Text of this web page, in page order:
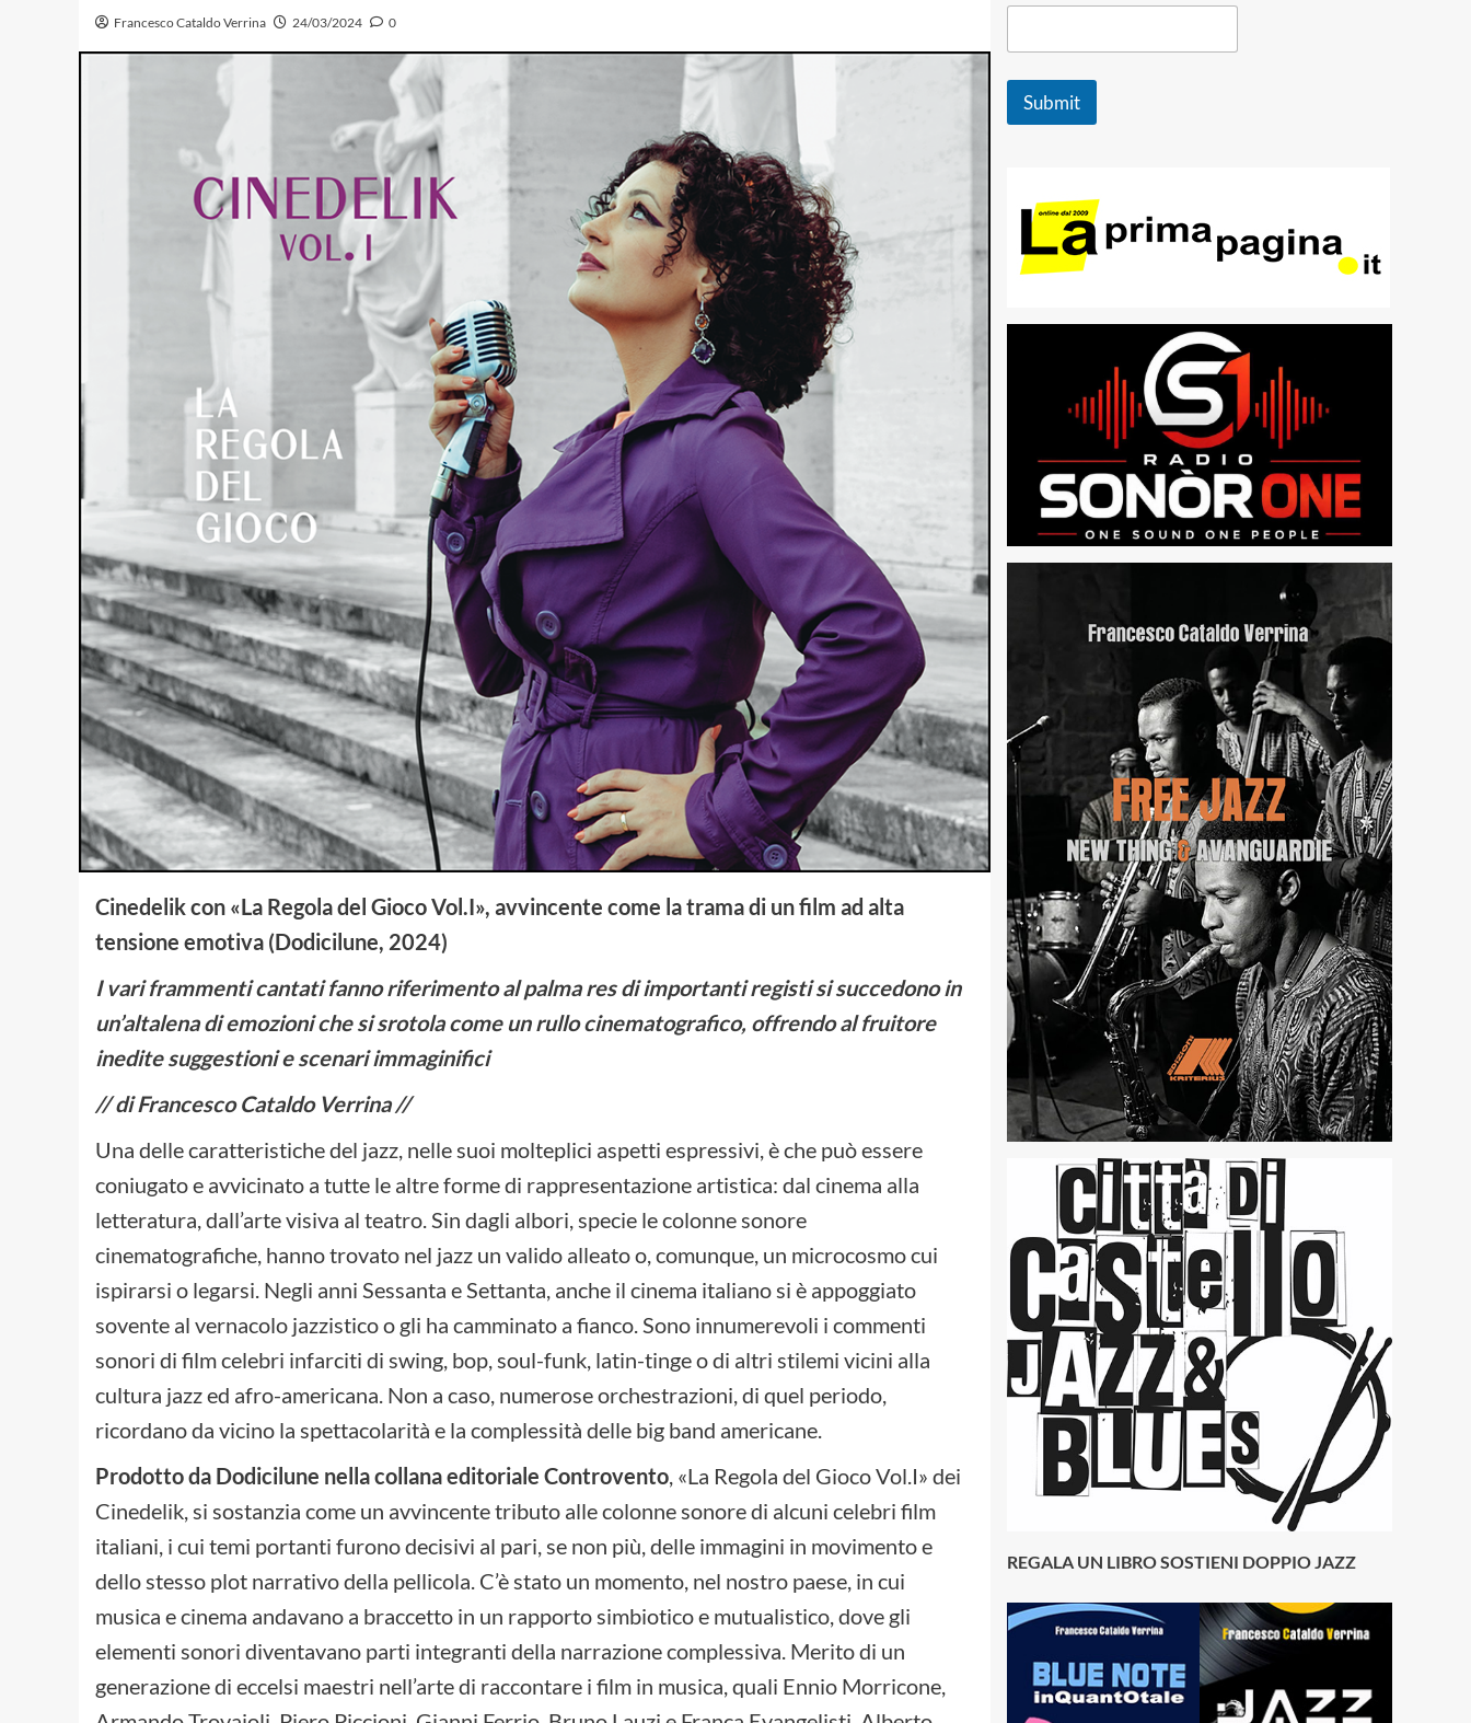
Francesco Cataldo Verrina 24/03/2024 0
Cinedelik con «La Regola del Gioco Vol.I», avvincente come la trama di un film ad alta
tensione emotiva (Dodicilune, 2024)
I vari frammenti cantati fanno riferimento al palma res di importanti registi si succedono in
un’altalena di emozioni che si srotola come un rullo cinematografico, offrendo al fruitore
inedite suggestioni e scenari immaginifici
// di Francesco Cataldo Verrina //
Una delle caratteristiche del jazz, nelle suoi molteplici aspetti espressivi, è che può essere
coniugato e avvicinato a tutte le altre forme di rappresentazione artistica: dal cinema alla
letteratura, dall’arte visiva al teatro. Sin dagli albori, specie le colonne sonore
cinematografiche, hanno trovato nel jazz un valido alleato o, comunque, un microcosmo cui
ispirarsi o legarsi. Negli anni Sessanta e Settanta, anche il cinema italiano si è appoggiato
sovente al vernacolo jazzistico o gli ha camminato a fianco. Sono innumerevoli i commenti
sonori di film celebri infarciti di swing, bop, soul-funk, latin-tinge o di altri stilemi vicini alla
cultura jazz ed afro-americana. Non a caso, numerose orchestrazioni, di quel periodo,
ricordano da vicino la spettacolarità e la complessità delle big band americane.
Prodotto da Dodicilune nella collana editoriale Controvento , «La Regola del Gioco Vol.I» dei
Cinedelik, si sostanzia come un avvincente tributo alle colonne sonore di alcuni celebri film
italiani, i cui temi portanti furono decisivi al pari, se non più, delle immagini in movimento e
dello stesso plot narrativo della pellicola. C’è stato un momento, nel nostro paese, in cui
musica e cinema andavano a braccetto in un rapporto simbiotico e mutualistico, dove gli
elementi sonori diventavano parti integranti della narrazione complessiva. Merito di un
generazione di eccelsi maestri nell’arte di raccontare i film in musica, quali Ennio Morricone,
l
Submit
REGALA UN LIBRO SOSTIENI DOPPIO JAZZ